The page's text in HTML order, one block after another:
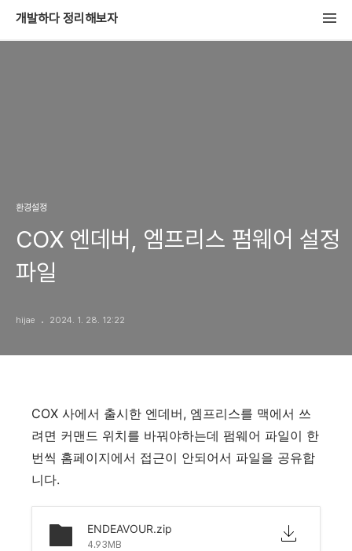
개발하다 정리해보자
환경설정
COX 엔데버, 엠프리스 펌웨어 설정
파일
hijae 2024. 1. 28. 12:22
COX 사에서 출시한 엔데버, 엠프리스를 맥에서 쓰
려면 커맨드 위치를 바꿔야하는데 펌웨어 파일이 한
번씩 홈페이지에서 접근이 안되어서 파일을 공유합
니다.
ENDEAVOUR.zip
4.93MB